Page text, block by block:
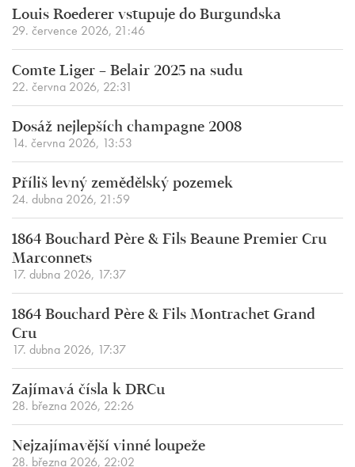
Louis Roederer vstupuje do Burgundska
29. července 2026, 21:46
Comte Liger – Belair 2025 na sudu
22. června 2026, 22:31
Dosáž nejlepších champagne 2008
14. června 2026, 13:53
Příliš levný zemědělský pozemek
24. dubna 2026, 21:59
1864 Bouchard Père & Fils Beaune Premier Cru
Marconnets
17. dubna 2026, 17:37
1864 Bouchard Père & Fils Montrachet Grand
Cru
17. dubna 2026, 17:37
Zajímavá čísla k DRCu
28. března 2026, 22:26
Nejzajímavější vinné loupeže
28. března 2026, 22:02